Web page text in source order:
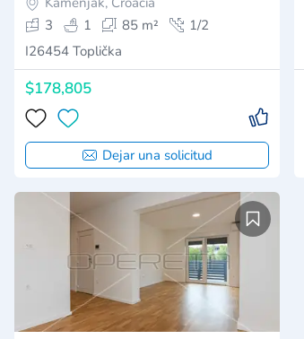
3
1 85 m²
1/2
I26454 Toplička
$178,805
Dejar una solicitud